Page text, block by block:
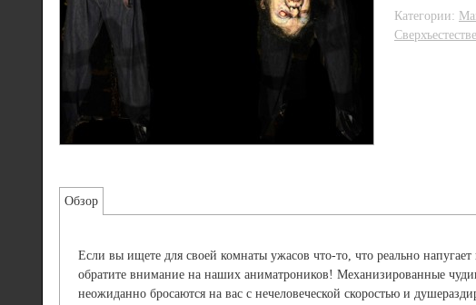
Категории:
Обзор
Если вы ищете для своей комнаты ужасов что-то, что реально
обратите внимание на наших аниматроников! Механизированные
неожиданно бросаются на вас с нечеловеческой скоростью и